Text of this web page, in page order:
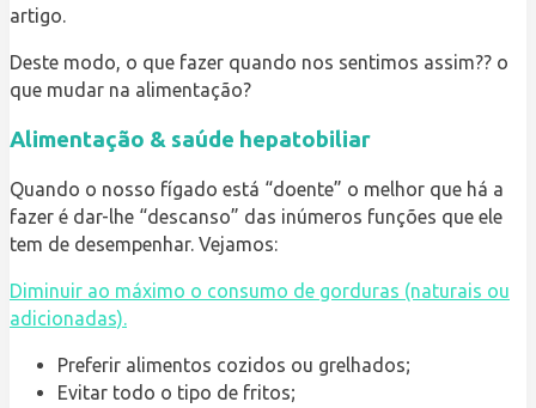
artigo.
Deste modo, o que fazer quando nos sentimos assim?? o
que mudar na alimentação?
Alimentação & saúde hepatobiliar
Quando o nosso fígado está “doente” o melhor que há a
fazer é dar-lhe “descanso” das inúmeros funções que ele
tem de desempenhar. Vejamos:
Diminuir ao máximo o consumo de gorduras (naturais ou
adicionadas).
Preferir alimentos cozidos ou grelhados;
Evitar todo o tipo de fritos;